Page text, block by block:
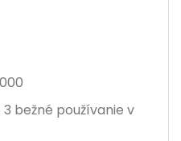
bežné používanie v